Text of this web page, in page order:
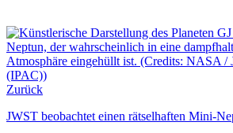
Zurück
JWST beobachtet einen rätselhaften Mini-